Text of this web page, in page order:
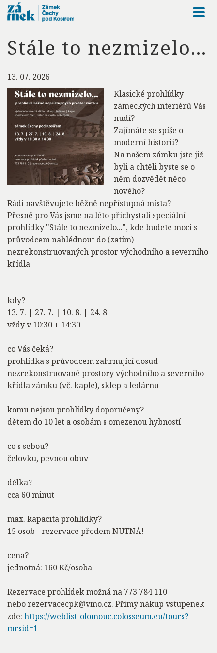
Stále to nezmizelo...
13. 07. 2026
Klasické prohlídky
zámeckých interiérů Vás
nudí?
Zajímáte se spíše o
moderní historii?
Na našem zámku jste již
byli a chtěli byste se o
něm dozvědět něco
nového?
Rádi navštěvujete běžně nepřístupná místa?
Přesně pro Vás jsme na léto přichystali speciální
prohlídky "Stále to nezmizelo...", kde budete moci s
průvodcem nahlédnout do (zatím)
nezrekonstruovaných prostor východního a severního
křídla.
kdy?
13. 7. | 27. 7. | 10. 8. | 24. 8.
vždy v 10:30 + 14:30
co Vás čeká?
prohlídka s průvodcem zahrnující dosud
nezrekonstruované prostory východního a severního
křídla zámku (vč. kaple), sklep a ledárnu
komu nejsou prohlídky doporučeny?
dětem do 10 let a osobám s omezenou hybností
co s sebou?
čelovku, pevnou obuv
délka?
cca 60 minut
max. kapacita prohlídky?
15 osob - rezervace předem NUTNÁ!
cena?
jednotná: 160 Kč/osoba
Rezervace prohlídek možná na 773 784 110
nebo rezervacecpk@vmo.cz. Přímý nákup vstupenek
zde: https://weblist-olomouc.colosseum.eu/tours?
mrsid=1